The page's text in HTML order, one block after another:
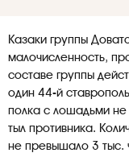
Казаки группы
малочисленность,
составе группы
один 44-й
полка с лошадьми не
тыл противника.
не превышало 3 тыс.